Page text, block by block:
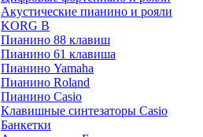
Акустические пианино и рояли
KORG B
Пианино 88 клавиш
Пианино 61 клавиша
Пианино Yamaha
Пианино Roland
Пианино Casio
Клавишные синтезаторы Casio
Банкетки